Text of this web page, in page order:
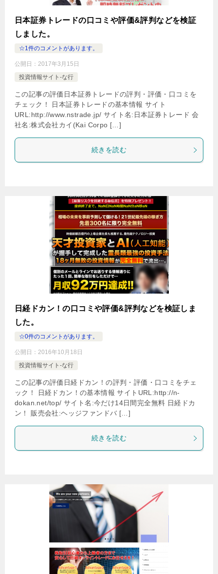
日本証券トレードの口コミや評価&評判などを検証
しました。
☆1件のコメントがあります。
公開日： 2017年3月15日
投資情報サイト-な行
この記事の評価日本証券トレードの評判・評価・口コミを
チェック！ 日本証券トレードの基本情報 サイト
URL:http://www.nstrade.jp/ サイト名:日本証券トレード 会
社名:株式会社カイ(Kai Corpo […]
続きを読む
日経ドカン！の口コミや評価&評判などを検証しま
した。
☆0件のコメントがあります。
公開日： 2016年10月18日
投資情報サイト-な行
この記事の評価日経ドカン！の評判・評価・口コミをチェ
ック！ 日経ドカン！の基本情報 サイトURL:http://n-
dokan.net/top/ サイト名:今だけ14日間完全無料 日経ドカ
ン！ 販売会社:ヘッジファンドバ […]
続きを読む